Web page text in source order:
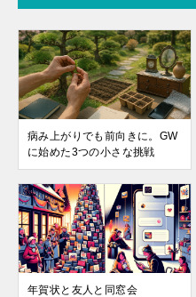
病み上がりでも前向きに。GW
に始めた3つの小さな挑戦
年賀状と友人と同窓会